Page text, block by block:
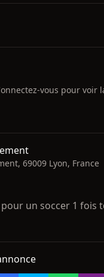
vous pour voir
69009 Lyon, France
un soccer 1 fois